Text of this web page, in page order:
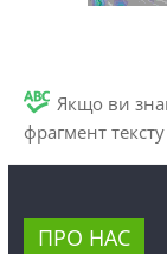
Якщо ви
фрагмент
ПРО НАС